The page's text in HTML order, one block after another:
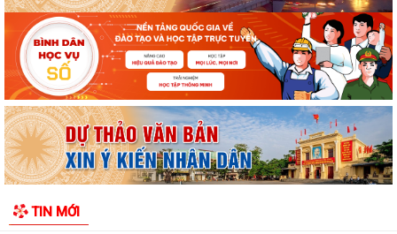
TIN MỚI
Quy trình mới về tiếp nhận, giải quyết thủ tục hành chính trên môi
trường điện tử
Triển khai nộp thuế sử dụng đất phi nông nghiệp qua ứng dụng eTax
Mobile
Hướng dẫn cài đặt và sử dụng, nộp thuế qua dụng ứng dụng eTax
Mobile
HIỆN THỦ TỤC HÀNH CHÍNH TRỰC TUYẾN